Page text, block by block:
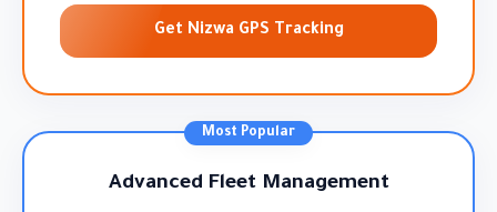
Get Nizwa GPS Tracking
Most Popular
Advanced Fleet Management